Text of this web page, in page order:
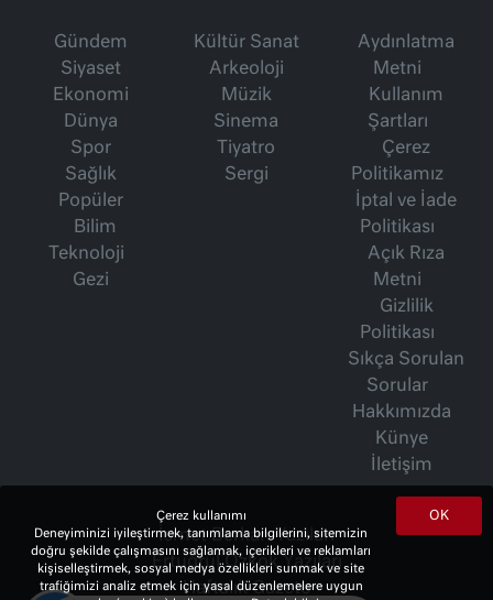
Gündem
Siyaset
Ekonomi
Dünya
Spor
Sağlık
Popüler
Bilim
Teknoloji
Gezi
Kültür Sanat
Arkeoloji
Müzik
Sinema
Tiyatro
Sergi
Aydınlatma
Metni
Kullanım
Şartları
Çerez
Politikamız
İptal ve İade
Politikası
Açık Rıza
Metni
Gizlilik
Politikası
Sıkça Sorulan
Sorular
Hakkımızda
Künye
İletişim
İsmet Berkan Yazıları
Ertuğrul Özkök Yazıları
Haftalık Gazete
OK
Çerez kullanımı
Deneyiminizi iyileştirmek, tanımlama bilgilerini, sitemizin
doğru şekilde çalışmasını sağlamak, içerikleri ve reklamları
kişiselleştirmek, sosyal medya özellikleri sunmak ve site
trafiğimizi analiz etmek için yasal düzenlemelere uygun